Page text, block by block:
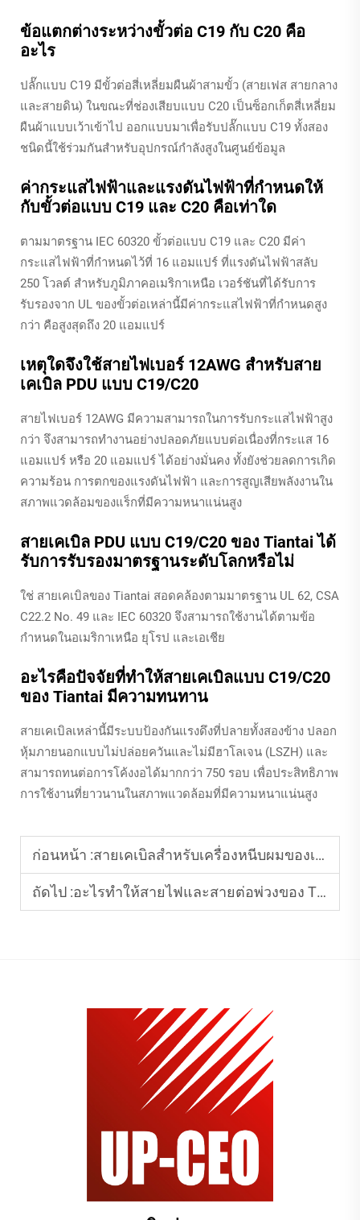
ข้อแตกต่างระหว่างขั้วต่อ C19 กับ C20 คือ
อะไร
ปลั๊กแบบ C19 มีขั้วต่อสี่เหลี่ยมผืนผ้าสามขั้ว (สายเฟส สายกลาง
และสายดิน) ในขณะที่ช่องเสียบแบบ C20 เป็นซ็อกเก็ตสี่เหลี่ยม
ผืนผ้าแบบเว้าเข้าไป ออกแบบมาเพื่อรับปลั๊กแบบ C19 ทั้งสอง
ชนิดนี้ใช้ร่วมกันสำหรับอุปกรณ์กำลังสูงในศูนย์ข้อมูล
ค่ากระแสไฟฟ้าและแรงดันไฟฟ้าที่กำหนดให้
กับขั้วต่อแบบ C19 และ C20 คือเท่าใด
ตามมาตรฐาน IEC 60320 ขั้วต่อแบบ C19 และ C20 มีค่า
กระแสไฟฟ้าที่กำหนดไว้ที่ 16 แอมแปร์ ที่แรงดันไฟฟ้าสลับ
250 โวลต์ สำหรับภูมิภาคอเมริกาเหนือ เวอร์ชันที่ได้รับการ
รับรองจาก UL ของขั้วต่อเหล่านี้มีค่ากระแสไฟฟ้าที่กำหนดสูง
กว่า คือสูงสุดถึง 20 แอมแปร์
เหตุใดจึงใช้สายไฟเบอร์ 12AWG สำหรับสาย
เคเบิล PDU แบบ C19/C20
สายไฟเบอร์ 12AWG มีความสามารถในการรับกระแสไฟฟ้าสูง
กว่า จึงสามารถทำงานอย่างปลอดภัยแบบต่อเนื่องที่กระแส 16
แอมแปร์ หรือ 20 แอมแปร์ ได้อย่างมั่นคง ทั้งยังช่วยลดการเกิด
ความร้อน การตกของแรงดันไฟฟ้า และการสูญเสียพลังงานใน
สภาพแวดล้อมของแร็กที่มีความหนาแน่นสูง
สายเคเบิล PDU แบบ C19/C20 ของ Tiantai ได้
รับการรับรองมาตรฐานระดับโลกหรือไม่
ใช่ สายเคเบิลของ Tiantai สอดคล้องตามมาตรฐาน UL 62, CSA
C22.2 No. 49 และ IEC 60320 จึงสามารถใช้งานได้ตามข้อ
กำหนดในอเมริกาเหนือ ยุโรป และเอเชีย
อะไรคือปัจจัยที่ทำให้สายเคเบิลแบบ C19/C20
ของ Tiantai มีความทนทาน
สายเคเบิลเหล่านี้มีระบบป้องกันแรงดึงที่ปลายทั้งสองข้าง ปลอก
หุ้มภายนอกแบบไม่ปล่อยควันและไม่มีฮาโลเจน (LSZH) และ
สามารถทนต่อการโค้งงอได้มากกว่า 750 รอบ เพื่อประสิทธิภาพ
การใช้งานที่ยาวนานในสภาพแวดล้อมที่มีความหนาแน่นสูง
ก่อนหน้า :สายเคเบิลสำหรับเครื่องหนีบผมของเทียนไท่สามารถปรับแต่งให้ใช้ปลั๊กชนิดต่าง ๆ ได้หรือไม่?
ถัดไป :อะไรทำให้สายไฟและสายต่อพ่วงของ Tiantai Cable เป็นชุดคู่ที่สมบูรณ์แบบสำหรับการใช้งานในบ้าน?